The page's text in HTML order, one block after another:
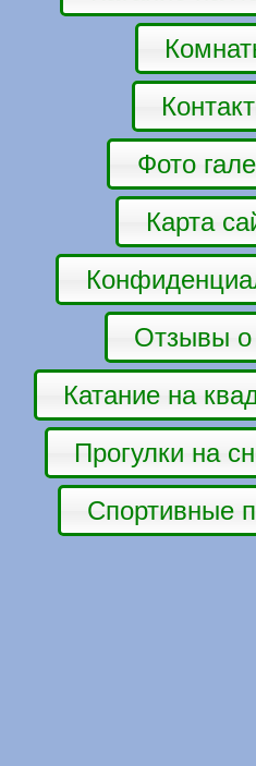
Фото
Карта
Отзывы о
Катание на
Прогулки на
Спортивные